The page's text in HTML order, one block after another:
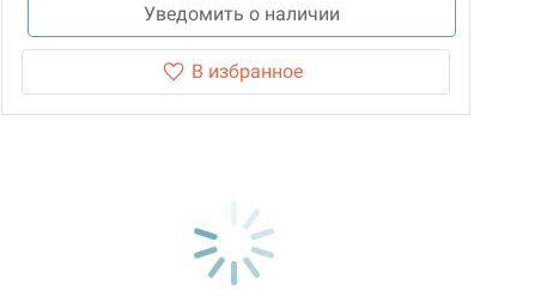
Уведомить о наличии
В избранное